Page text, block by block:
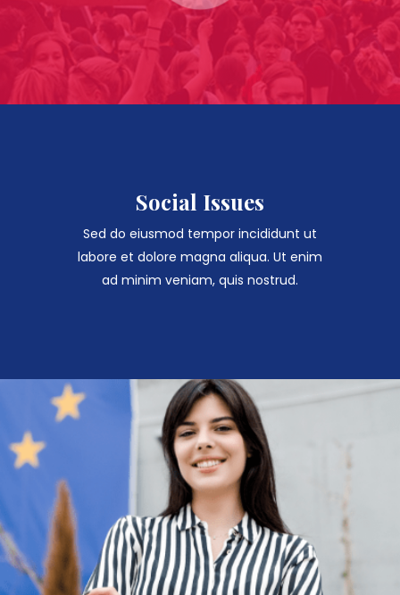
Social Issues
Sed do eiusmod tempor incididunt ut
labore et dolore magna aliqua. Ut enim
ad minim veniam, quis nostrud.